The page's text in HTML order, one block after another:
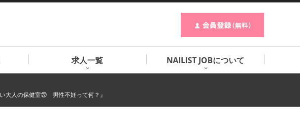
求人一覧 NAILIST JOBについて
大人の保健室㉗ 男性不妊って何？』